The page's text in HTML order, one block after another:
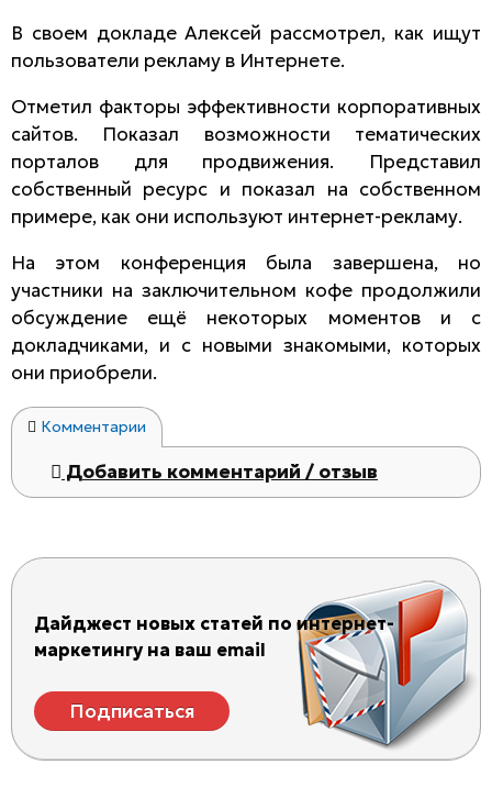
В своем докладе Алексей рассмотрел, как ищут
пользователи рекламу в Интернете.
Отметил факторы эффективности корпоративных
сайтов. Показал возможности тематических
порталов для продвижения. Представил
собственный ресурс и показал на собственном
примере, как они используют интернет-рекламу.
На этом конференция была завершена, но
участники на заключительном кофе продолжили
обсуждение ещё некоторых моментов и с
докладчиками, и с новыми знакомыми, которых
они приобрели.
Комментарии
Добавить комментарий / отзыв
Дайджест новых статей по интернет-
маркетингу на ваш email
Подписаться